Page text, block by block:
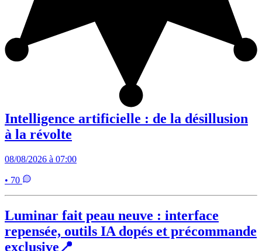
Intelligence artificielle : de la désillusion
à la révolte
08/08/2026 à 07:00
• 70
Luminar fait peau neuve : interface
repensée, outils IA dopés et précommande
exclusive📍